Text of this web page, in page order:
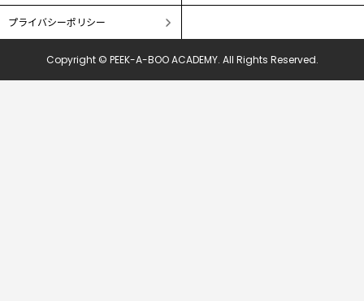
プライバシーポリシー
Copyright © PEEK-A-BOO ACADEMY. All Rights Reserved.
PEEK-A-BOO FAMILY
PEEK-A-BOOACADEMY
PEEK-A-BOOWEB ACADEMY